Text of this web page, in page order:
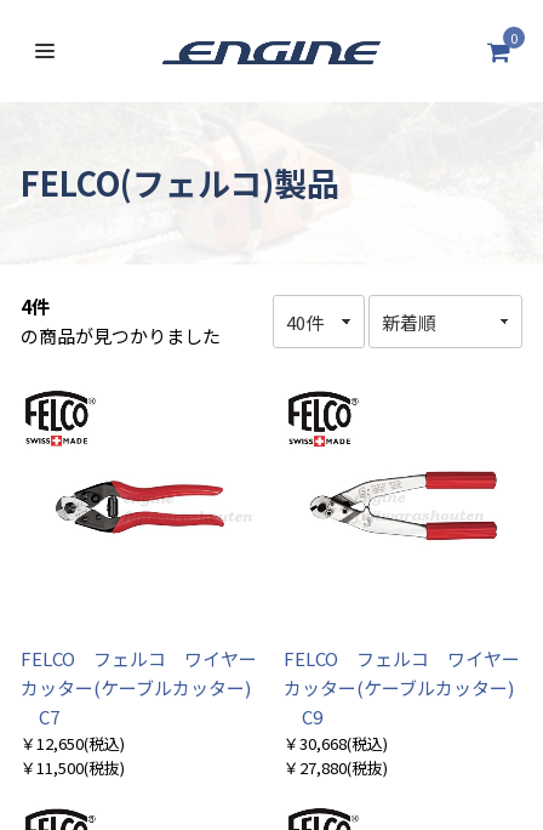
0
FELCO(フェルコ)製品
4件
の商品が見つかりました
FELCO フェルコ ワイヤー
カッター(ケーブルカッター)
C7
￥12,650(税込)
￥11,500(税抜)
FELCO フェルコ ワイヤー
カッター(ケーブルカッター)
C9
￥30,668(税込)
￥27,880(税抜)